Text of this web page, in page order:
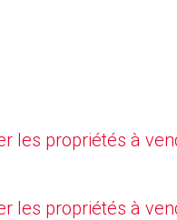
les propriétés à
les propriétés à